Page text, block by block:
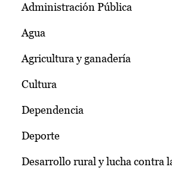
Administración Pública
Agua
Agricultura y ganadería
Cultura
Dependencia
Deporte
Desarrollo rural y lucha contra